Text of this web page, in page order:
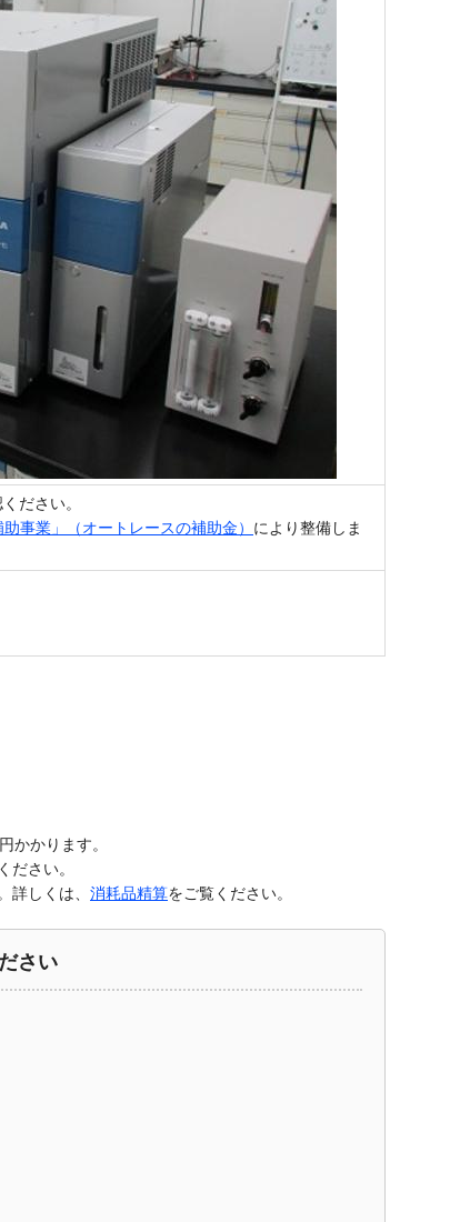
ださい。
事業」（オートレースの補助金） により整備しま
かかります。
ださい。
しくは、 消耗品精算をご覧ください。
さい